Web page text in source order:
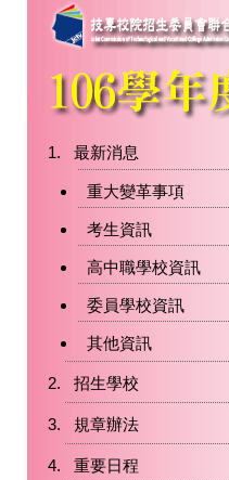
最新消息
重大變革事項
考生資訊
高中職學校資訊
委員學校資訊
其他資訊
招生學校
規章辦法
重要日程